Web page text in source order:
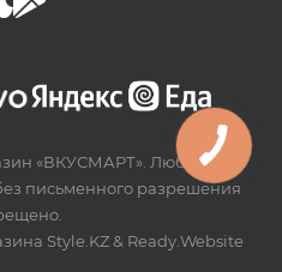
«ВКУСМАРТ». Любое
письменного разрешения
Style.KZ& Ready.Website